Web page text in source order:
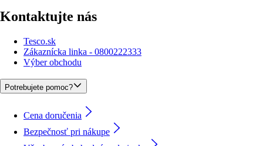
Kontaktujte nás
Tesco.sk
Zákaznícka linka - 0800222333
Výber obchodu
Potrebujete pomoc?
Cena doručenia
Bezpečnosť pri nákupe